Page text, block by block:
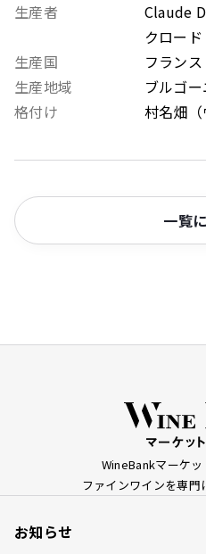
生産者
Claude
クロー
生産国
フランス
生産地域
ブルゴー
格付け
村名畑（
一覧
WineBankマーケッ
ファインワインを専門
お知らせ